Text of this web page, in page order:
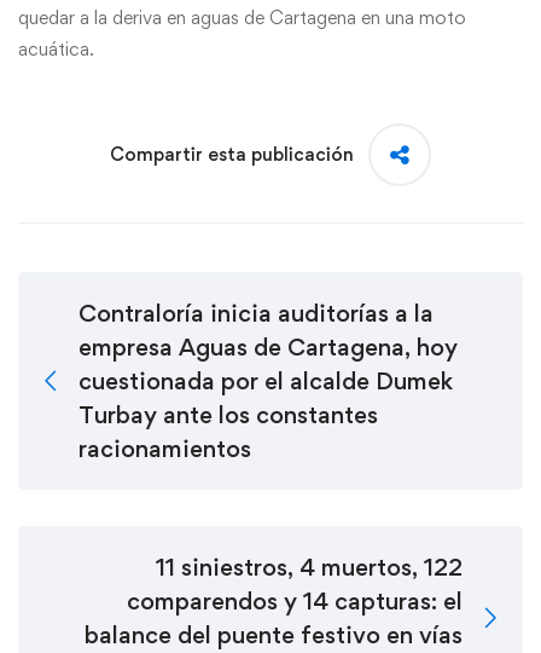
quedar a la deriva en aguas de Cartagena en una moto
acuática.
Compartir esta publicación
Contraloría inicia auditorías a la
empresa Aguas de Cartagena, hoy
cuestionada por el alcalde Dumek
Turbay ante los constantes
racionamientos
11 siniestros, 4 muertos, 122
comparendos y 14 capturas: el
balance del puente festivo en vías